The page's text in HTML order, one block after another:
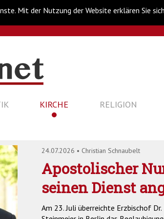
Mit der Nutzung der Website erklären Sie
KIRCHE RELIGION
24.07.2026 • Christian Schnaubelt
Apostolischer
seinen Dienst
Am 23. Juli überreichte Erzbischof